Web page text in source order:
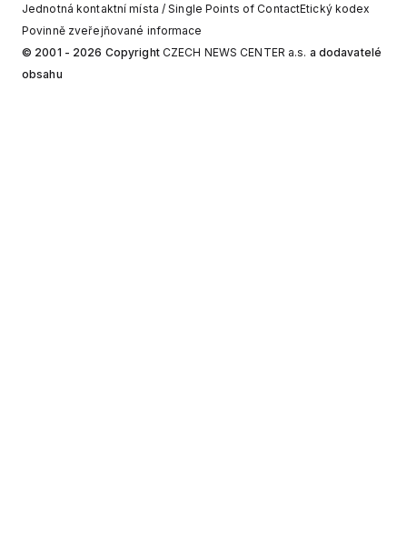
Jednotná kontaktní místa / Single Points of ContactEtický kodex
Povinně zveřejňované informace
© 2001 - 2026 Copyright CZECH NEWS CENTER a.s. a dodavatelé
obsahu